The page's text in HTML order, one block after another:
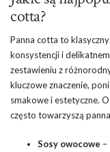
cotta?
Panna cotta to
konsystencji i
zestawieniu z
kluczowe znaczenie,
smakowe i estetyczne.
często towarzyszą
Sosy owocowe –